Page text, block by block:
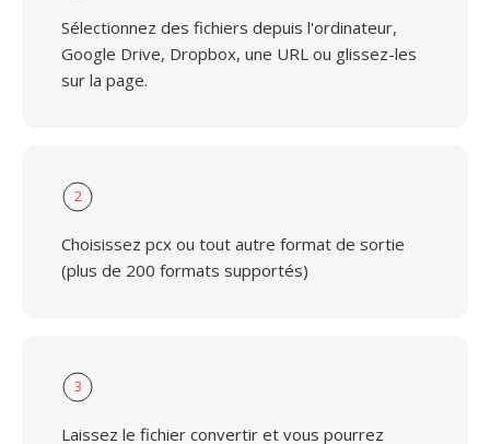
Sélectionnez des fichiers depuis l'ordinateur,
Google Drive, Dropbox, une URL ou glissez-les
sur la page.
2
Choisissez pcx ou tout autre format de sortie
(plus de 200 formats supportés)
3
Laissez le fichier convertir et vous pourrez